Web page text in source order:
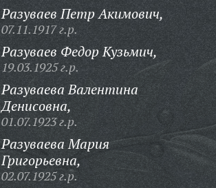
Разуваев Петр Акимович,
07.11.1917 г.р.
Разуваев Федор Кузьмич,
19.03.1925 г.р.
Разуваева Валентина
Денисовна,
01.07.1923 г.р.
Разуваева Мария
Григорьевна,
02.07.1925 г.р.